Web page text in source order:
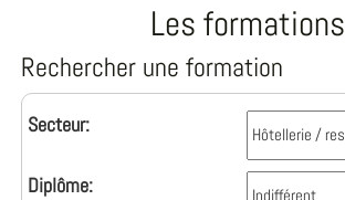
Les formations
Rechercher une formation
Secteur:
Diplôme: